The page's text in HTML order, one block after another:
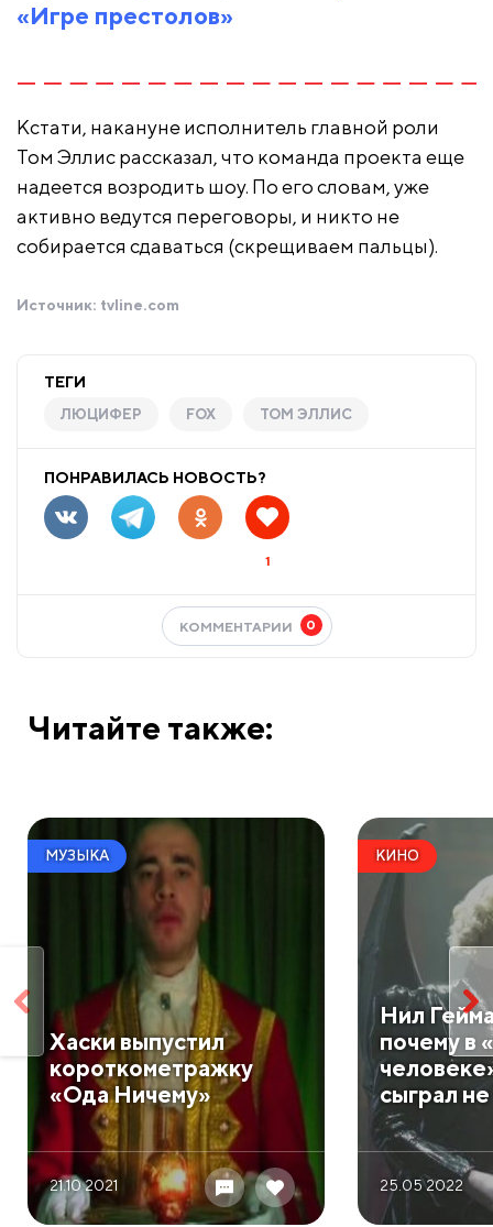
«Игре престолов»
Кстати, накануне исполнитель главной роли
Том Эллис рассказал, что команда проекта еще
надеется возродить шоу. По его словам, уже
активно ведутся переговоры, и никто не
собирается сдаваться (скрещиваем пальцы).
Источник: tvline.com
ТЕГИ
ЛЮЦИФЕР FOX ТОМ ЭЛЛИС
ПОНРАВИЛАСЬ НОВОСТЬ?
1
КОММЕНТАРИИ 0
Читайте также:
МУЗЫКА
Хаски выпустил
короткометражку
«Ода Ничему»
21.10 2021
КИНО
Нил
почему в
сыграл
25.05 2022